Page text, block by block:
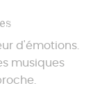
d'émotions.
musiques